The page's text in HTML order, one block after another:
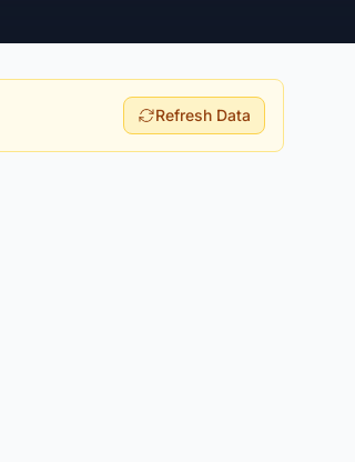
Refresh Data